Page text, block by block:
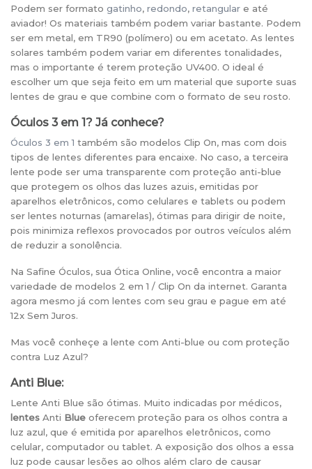
Podem ser formato gatinho, redondo, retangular e até
aviador! Os materiais também podem variar bastante. Podem
ser em metal, em TR90 (polímero) ou em acetato. As lentes
solares também podem variar em diferentes tonalidades,
mas o importante é terem proteção UV400. O ideal é
escolher um que seja feito em um material que suporte suas
lentes de grau e que combine com o formato de seu rosto.
Óculos 3 em 1? Já conhece?
Óculos 3 em 1 também são modelos Clip On, mas com dois
tipos de lentes diferentes para encaixe. No caso, a terceira
lente pode ser uma transparente com proteção anti-blue
que protegem os olhos das luzes azuis, emitidas por
aparelhos eletrônicos, como celulares e tablets ou podem
ser lentes noturnas (amarelas), ótimas para dirigir de noite,
pois minimiza reflexos provocados por outros veículos além
de reduzir a sonolência.
Na Safine Óculos, sua Ótica Online, você encontra a maior
variedade de modelos 2 em 1 / Clip On da internet. Garanta
agora mesmo já com lentes com seu grau e pague em até
12x Sem Juros.
Mas você conheçe a lente com Anti-blue ou com proteção
contra Luz Azul?
Anti Blue:
Lente Anti Blue são ótimas. Muito indicadas por médicos,
lentes Anti Blue oferecem proteção para os olhos contra a
luz azul, que é emitida por aparelhos eletrônicos, como
celular, computador ou tablet. A exposição dos olhos a essa
luz pode causar lesões ao olhos além claro de causar